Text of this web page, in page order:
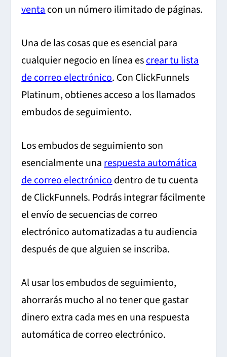
ventacon un número ilimitado de páginas.
Una de las cosas que es esencial para
cualquier negocio en línea escrear tu lista
de correo electrónico. Con ClickFunnels
Platinum, obtienes acceso a los llamados
embudos de seguimiento.
Los embudos de seguimiento son
esencialmente unarespuesta automática
de correo electrónicodentro de tu cuenta
de ClickFunnels. Podrás integrar fácilmente
el envío de secuencias de correo
electrónico automatizadas a tu audiencia
después de que alguien se inscriba.
Al usar los embudos de seguimiento,
ahorrarás mucho al no tener que gastar
dinero extra cada mes en una respuesta
automática de correo electrónico.